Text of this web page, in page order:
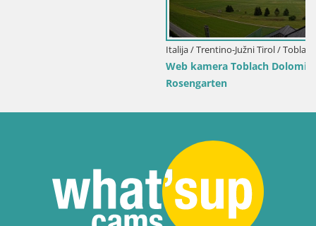
Web kamera Toblach Dolomiti – Pogled s Hotela